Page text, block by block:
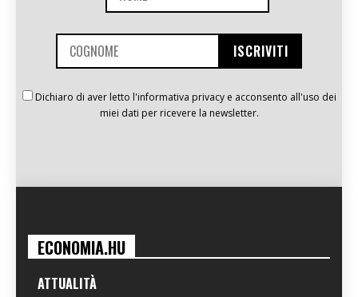
Dichiaro di aver letto l'informativa privacy e acconsento all'uso dei
miei dati per ricevere la newsletter.
ECONOMIA.HU
ATTUALITÀ